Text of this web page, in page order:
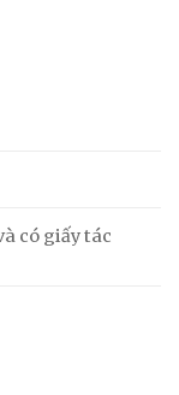
có giấy tác